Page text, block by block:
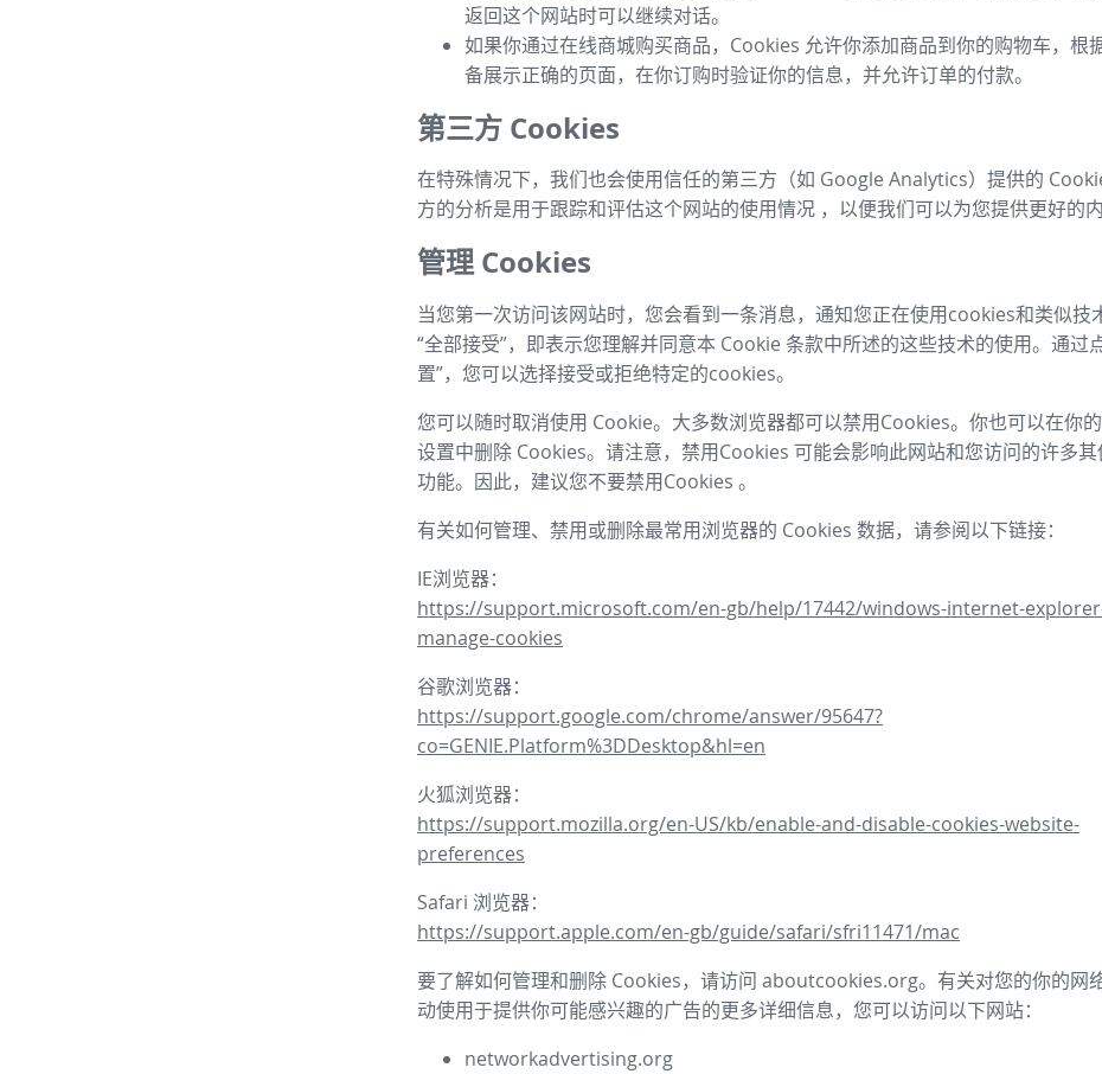
返回这个网站时可以继续对话。
如果你通过在线商城购买商品，Cookies 允许你添加商品到你的购物车，根
备展示正确的页面，在你订购时验证你的信息，并允许订单的付款。
第三方 Cookies
在特殊情况下，我们也会使用信任的第三方（如 Google Analytics）提供的
方的分析是用于跟踪和评估这个网站的使用情况 ，以便我们可以为您提供更好的内
管理 Cookies
当您第一次访问该网站时，您会看到一条消息，通知您正在使用cookies和类似技
“全部接受”，即表示您理解并同意本 Cookie 条款中所述的这些技术的使用。通过
置”，您可以选择接受或拒绝特定的cookies。
您可以随时取消使用 Cookie。大多数浏览器都可以禁用Cookies。你也可以在你
设置中删除 Cookies。请注意，禁用Cookies 可能会影响此网站和您访问的许多其
功能。因此，建议您不要禁用Cookies 。
有关如何管理、禁用或删除最常用浏览器的 Cookies 数据，请参阅以下链接：
IE浏览器：
https://support.microsoft.com/en-gb/help/17442/windows-internet-
manage-cookies
谷歌浏览器：
https://support.google.com/chrome/answer/95647?
co=GENIE.Platform%3DDesktop&hl=en
火狐浏览器：
https://support.mozilla.org/en-US/kb/enable-and-disable-cookies-website-
preferences
Safari 浏览器：
https://support.apple.com/en-gb/guide/safari/sfri11471/mac
要了解如何管理和删除 Cookies，请访问 aboutcookies.org。有关对您的你的网
动使用于提供你可能感兴趣的广告的更多详细信息，您可以访问以下网站：
networkadvertising.org